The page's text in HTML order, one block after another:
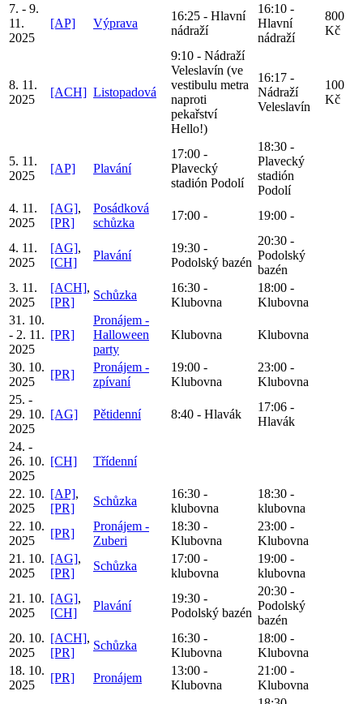
7. - 9.
11.
2025
[AP] Výprava
16:25 - Hlavní
nádraží
16:10 -
Hlavní
nádraží
800
Kč
8. 11.
2025
[ACH] Listopadová
9:10 - Nádraží
Veleslavín (ve
vestibulu metra
naproti
pekařství
Hello!)
16:17 -
Nádraží
Veleslavín
100
Kč
5. 11.
2025
[AP] Plavání
17:00 -
Plavecký
stadión Podolí
18:30 -
Plavecký
stadión
Podolí
4. 11.
2025
[AG],
[PR]
Posádková
schůzka
17:00 - 19:00 -
4. 11.
2025
[AG],
[CH]
Plavání
19:30 -
Podolský bazén
20:30 -
Podolský
bazén
3. 11.
2025
[ACH],
[PR]
Schůzka
16:30 -
Klubovna
18:00 -
Klubovna
31. 10.
- 2. 11.
2025
[PR]
Pronájem -
Halloween
party
Klubovna Klubovna
30. 10.
2025
[PR]
Pronájem -
zpívaní
19:00 -
Klubovna
23:00 -
Klubovna
25. -
29. 10.
2025
[AG] Pětidenní 8:40 - Hlavák
17:06 -
Hlavák
24. -
26. 10.
2025
[CH] Třídenní
22. 10.
2025
[AP],
[PR]
Schůzka
16:30 -
klubovna
18:30 -
klubovna
22. 10.
2025
[PR]
Pronájem -
Zuberi
18:30 -
Klubovna
23:00 -
Klubovna
21. 10.
2025
[AG],
[PR]
Schůzka
17:00 -
klubovna
19:00 -
klubovna
21. 10.
2025
[AG],
[CH]
Plavání
19:30 -
Podolský bazén
20:30 -
Podolský
bazén
20. 10.
2025
[ACH],
[PR]
Schůzka
16:30 -
Klubovna
18:00 -
Klubovna
18. 10.
2025
[PR] Pronájem
13:00 -
Klubovna
21:00 -
Klubovna